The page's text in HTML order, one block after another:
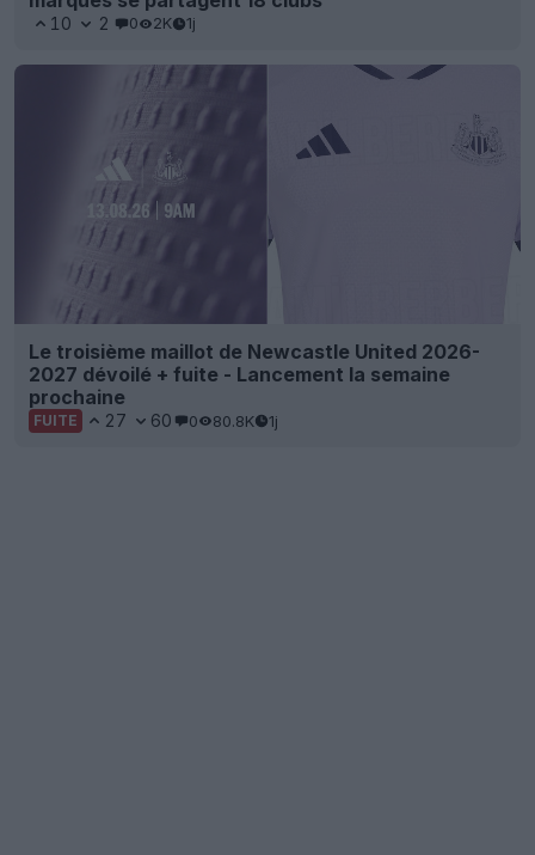
10 2 0 2K 1j
Le troisième maillot de Newcastle United 2026-
2027 dévoilé + fuite - Lancement la semaine
prochaine
FUITE 27 60 0 80.8K 1j